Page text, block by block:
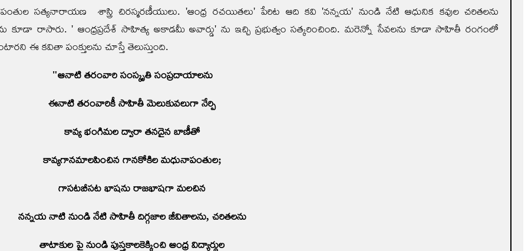
సత్యనారాయణ శాస్త్రి చిరస్మరణీయులు. 'ఆంధ్ర రచయితలు' పేరిట ఆది కవి 'నన్నయ' నుండి నేటి ఆధునిక కవుల చరితలను
కూడా రాసారు. ' ఆంధ్రప్రదేశ్ సాహిత్య అకాడమీ అవార్డు' ను ఇచ్చి ప్రభుత్వం సత్కరించింది. మరెన్నో సేవలను కూడా సాహితీ రంగంలో
ఈ కవితా పంక్తులను చూస్తే తెలుస్తుంది.
"ఆనాటి తరంవారి సంస్కృతి సంప్రదాయాలను
ఈనాటి తరంవారికీ సాహితీ మెలుకువలుగా నేర్పి
కావ్య భంగిమల ద్వారా తనదైన బాణీతో
కావ్యగానమాలపించిన గానకోకిల మధునాపంతుల;
గాసటబీసట భాషను రాజభాషగా మలచిన
నన్నయ నాటి నుండి నేటి సాహితీ దిగ్గజాల జీవితాలను, చరితలను
తాటాకుల పై నుండి పుస్తకాలకెక్కించి ఆంధ్ర విద్యార్థుల